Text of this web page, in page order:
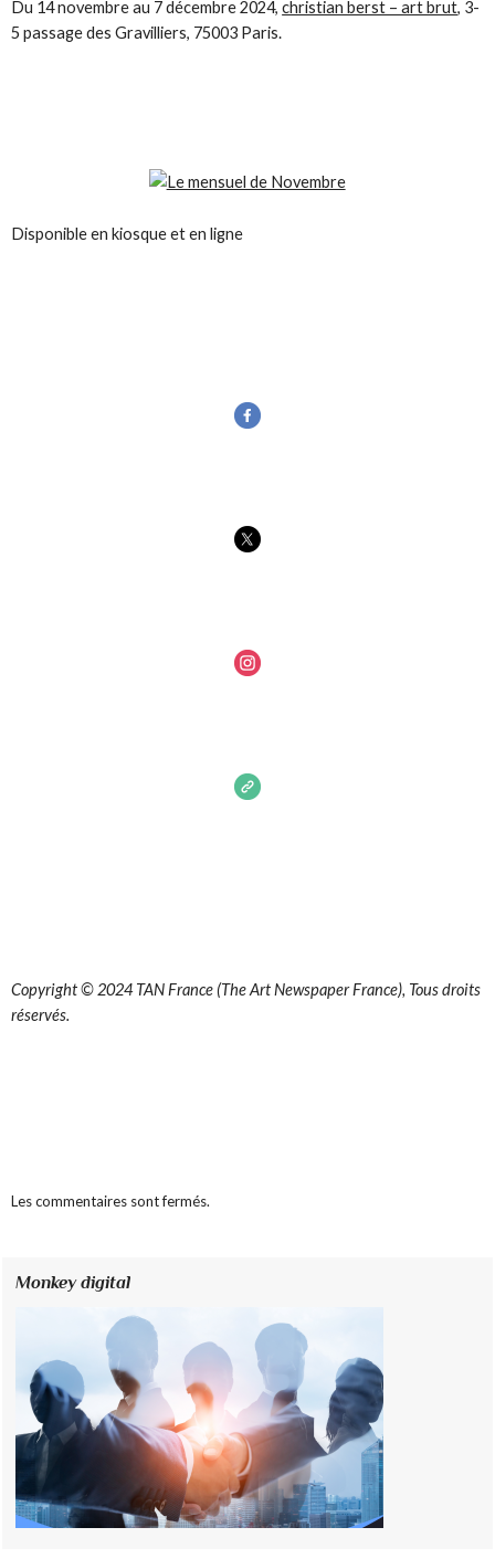
Du 14 novembre au 7 décembre 2024,christian berst – art brut, 3-
5 passage des Gravilliers, 75003 Paris.
Disponible en kiosque et en ligne
Copyright © 2024 TAN France (The Art Newspaper France), Tous droits
réservés.
Les commentaires sont fermés.
Monkey digital